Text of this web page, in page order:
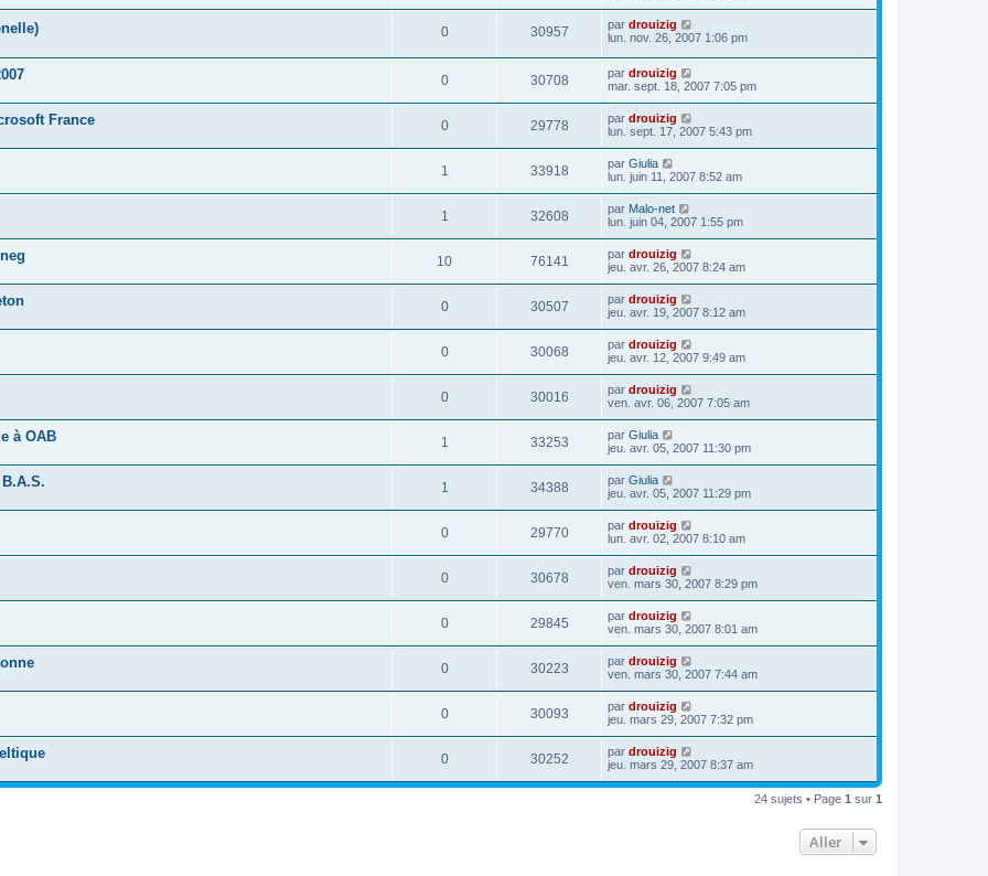
0 30957 par drouizig
lun. nov. 26, 2007 1:06 pm
0 30708 par drouizig
mar. sept. 18, 2007 7:05 pm
France 0 29778 par drouizig
lun. sept. 17, 2007 5:43 pm
1 33918 par Giulia
lun. juin 11, 2007 8:52 am
1 32608 par Malo-net
lun. juin 04, 2007 1:55 pm
10 76141 par drouizig
jeu. avr. 26, 2007 8:24 am
0 30507 par drouizig
jeu. avr. 19, 2007 8:12 am
0 30068 par drouizig
jeu. avr. 12, 2007 9:49 am
0 30016 par drouizig
ven. avr. 06, 2007 7:05 am
à OAB 1 33253 par Giulia
jeu. avr. 05, 2007 11:30 pm
1 34388 par Giulia
jeu. avr. 05, 2007 11:29 pm
0 29770 par drouizig
lun. avr. 02, 2007 8:10 am
0 30678 par drouizig
ven. mars 30, 2007 8:29 pm
0 29845 par drouizig
ven. mars 30, 2007 8:01 am
0 30223 par drouizig
ven. mars 30, 2007 7:44 am
0 30093 par drouizig
jeu. mars 29, 2007 7:32 pm
0 30252 par drouizig
jeu. mars 29, 2007 8:37 am
24 sujets • Page 1 sur 1
Aller